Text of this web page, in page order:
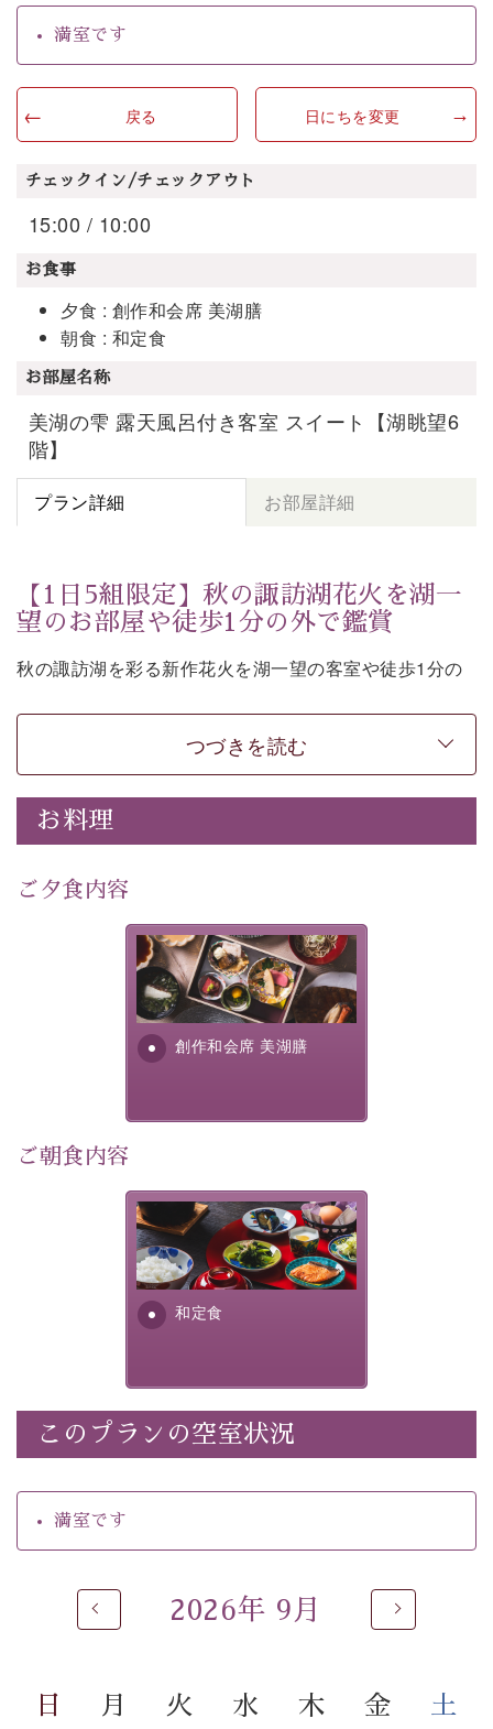
満室です
戻る 日にちを変更
チェックイン/チェックアウト
15:00 / 10:00
お食事
夕食 : 創作和会席 美湖膳
朝食 : 和定食
お部屋名称
美湖の雫 露天風呂付き客室 スイート【湖眺望6
階】
プラン詳細 お部屋詳細
【1日5組限定】秋の諏訪湖花火を湖一
望のお部屋や徒歩1分の外で鑑賞
秋の諏訪湖を彩る新作花火を湖一望の客室や徒歩1分の
外からご覧いただけるプランです。
全国屈指の煙火師達が5日間に渡って競い合う「全国新
作花火チャレンジカップ2026」。
若手煙火師達の斬新なアイデアや独創的な技術を詰め込
んだ最先端の花火をお楽しみください。
湖側客室には、2022年の館内リニューアルで大きな窓を
設置。そこから広がる諏訪湖と花火の美景をご堪能いた
ご覧いただけませんが、徒歩1分の外で五感に響く迫力
ある花火をお楽しみいただけます。
秋の夜長、諏訪湖目の前のしんゆにて、大切な人との旅
に彩りを添える特別な思い出を作りませんか。
「全国新作花火チャレンジカップ2026」
全国屈指の煙火師20名による新作花火。予選会4日間と
最終日の優勝決定戦で構成されるトーナメント方式の花
火大会です。
期間：下記の5日間 約20分間
・9月5日(土) 20:00〜（ご夕食時間
〜）
・9月12日(土) 20:00〜（ご夕食時間
17:30〜）
・9月26日(土) 19:00〜（ご夕食時間 17:30〜）
つづきを読む
お料理
ご夕食内容
創作和会席 美湖膳
美湖膳とは諏訪の地で特別を
提供する為に料理長・神原 裕
明が考え出した創作和会席で
す。美しい諏訪湖の幸...
ご朝食内容
和定食
さっぱりとした和食膳に使わ
れる食材は、諏訪の名産品を
ふんだんに取り入れ、安心・
安全を心掛けた長野県産...
このプランの空室状況
満室です
2026年 9月
日 月 火 水 木 金 土